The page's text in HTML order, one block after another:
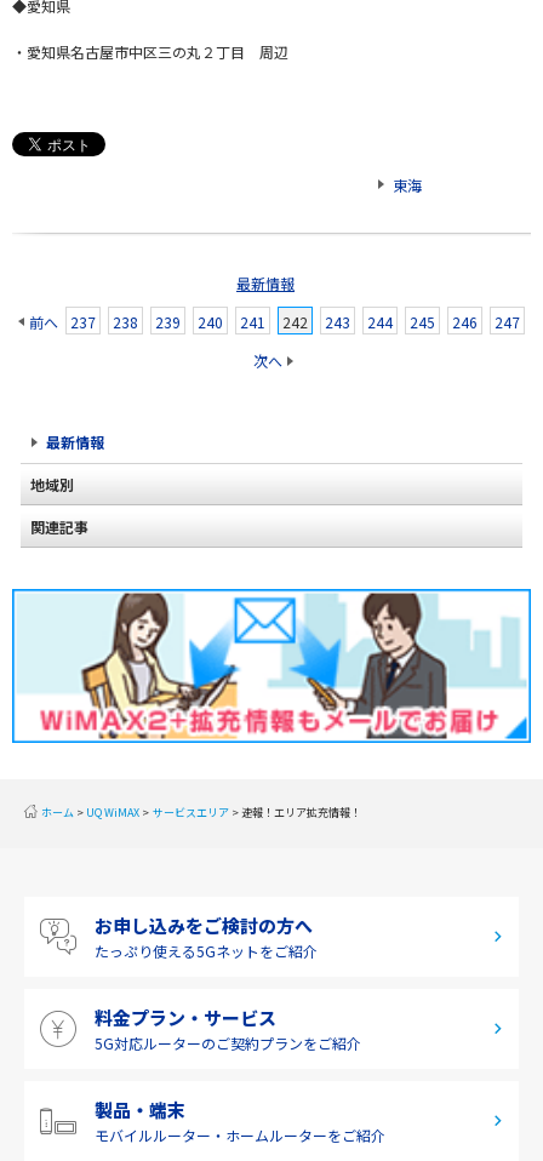
◆愛知県
・愛知県名古屋市中区三の丸２丁目 周辺
東海
最新情報
前へ
237 238 239 240 241 242 243 244 245 246
247
次へ
最新情報
地域別
北海道
甲信越
北陸
九州・沖縄
関連記事
2020年1月(2)
2019年12月(2)
2019年11月(2)
2019年10月(1)
2019年6月(1)
2019年4月(1)
2019年2月(7)
ホーム UQ WiMAX サービスエリア 速報！エリア拡充情報！
お申し込みをご検討の方へ
たっぷり使える5Gネットをご紹介
料金プラン・サービス
5G対応ルーターのご契約プランをご紹介
製品・端末
モバイルルーター・ ホームルーターをご紹介